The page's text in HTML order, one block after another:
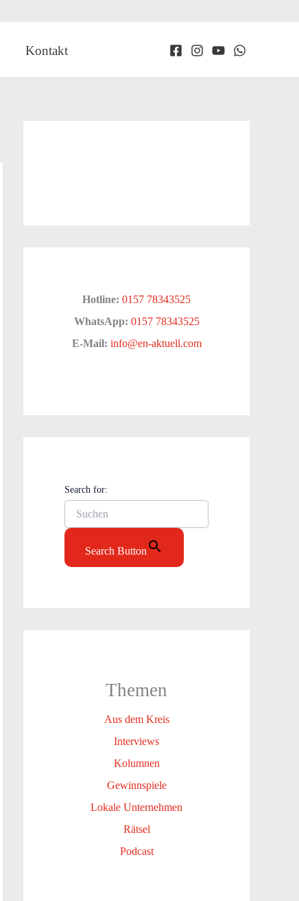
Kontakt
Hotline: 0157 78343525
WhatsApp: 0157 78343525
E-Mail: info@en-aktuell.com
Search for:
Search Button
Themen
Aus dem Kreis
Interviews
Kolumnen
Gewinnspiele
Lokale Unternehmen
Rätsel
Podcast